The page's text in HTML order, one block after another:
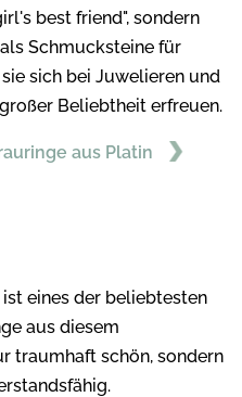
best friend", sondern
Schmucksteine für
sich bei Juwelieren und
Beliebtheit erfreuen.
aus Platin
eines der beliebtesten
aus diesem
traumhaft schön, sondern